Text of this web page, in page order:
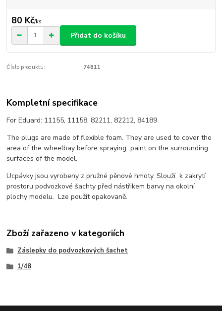
80 Kč/ks
Přidat do košíku
Číslo produktu: 74811
Kompletní specifikace
For Eduard: 11155, 11158, 82211, 82212, 84189
The plugs are made of flexible foam. They are used to cover the
area of the wheelbay before spraying paint on the surrounding
surfaces of the model.
Ucpávky jsou vyrobeny z pružné pěnové hmoty. Slouží k zakrytí
prostoru podvozkové šachty před nástřikem barvy na okolní
plochy modelu. Lze použít opakovaně.
Zboží zařazeno v kategoriích
Záslepky do podvozkových šachet
1/48